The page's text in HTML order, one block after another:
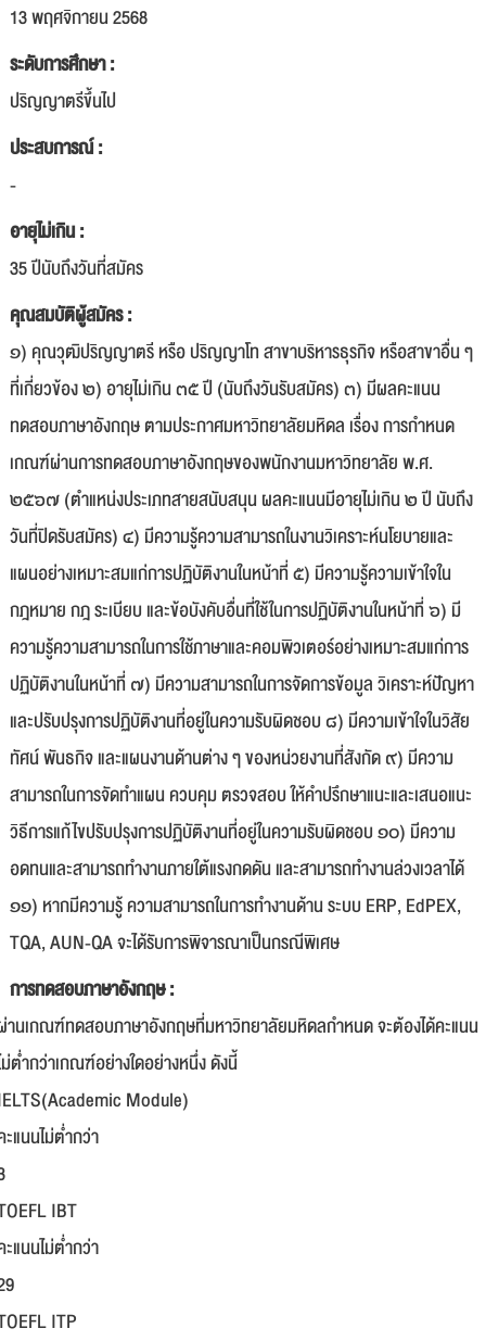
13 พฤศจิกายน 2568
ระดับการศึกษา :
ปริญญาตรีขึ้นไป
ประสบการณ์ :
-
อายุไม่เกิน :
35 ปีนับถึงวันที่สมัคร
คุณสมบัติผู้สมัคร :
๑) คุณวุฒิปริญญาตรี หรือ ปริญญาโท สาขาบริหารธุรกิจ หรือสาขาอื่น ๆ
ที่เกี่ยวข้อง ๒) อายุไม่เกิน ๓๕ ปี (นับถึงวันรับสมัคร) ๓) มีผลคะแนน
ทดสอบภาษาอังกฤษ ตามประกาศมหาวิทยาลัยมหิดล เรื่อง การกำหนด
เกณฑ์ผ่านการทดสอบภาษาอังกฤษของพนักงานมหาวิทยาลัย พ.ศ.
๒๕๖๗ (ตำแหน่งประเภทสายสนับสนุน ผลคะแนนมีอายุไม่เกิน ๒ ปี นับถึง
วันที่ปิดรับสมัคร) ๔) มีความรู้ความสามารถในงานวิเคราะห์นโยบายและ
แผนอย่างเหมาะสมแก่การปฏิบัติงานในหน้าที่ ๕) มีความรู้ความเข้าใจใน
กฎหมาย กฎ ระเบียบ และข้อบังคับอื่นที่ใช้ในการปฏิบัติงานในหน้าที่ ๖) มี
ความรู้ความสามารถในการใช้ภาษาและคอมพิวเตอร์อย่างเหมาะสมแก่การ
ปฏิบัติงานในหน้าที่ ๗) มีความสามารถในการจัดการข้อมูล วิเคราะห์ปัญหา
และปรับปรุงการปฏิบัติงานที่อยู่ในความรับผิดชอบ ๘) มีความเข้าใจในวิสัย
ทัศน์ พันธกิจ และแผนงานด้านต่าง ๆ ของหน่วยงานที่สังกัด ๙) มีความ
สามารถในการจัดทำแผน ควบคุม ตรวจสอบ ให้คำปรึกษาแนะและเสนอแนะ
วิธีการแก้ไขปรับปรุงการปฏิบัติงานที่อยู่ในความรับผิดชอบ ๑๐) มีความ
อดทนและสามารถทำงานภายใต้แรงกดดัน และสามารถทำงานล่วงเวลาได้
๑๑) หากมีความรู้ ความสามารถในการทำงานด้าน ระบบ ERP, EdPEX,
TQA, AUN-QA จะได้รับการพิจารณาเป็นกรณีพิเศษ
การทดสอบภาษาอังกฤษ :
านเกณฑ์ทดสอบภาษาอังกฤษที่มหาวิทยาลัยมหิดลกำหนด จะต้องได้คะแนน
ม่ต่ำกว่าเกณฑ์อย่างใดอย่างหนึ่ง ดังนี้
Module)
แนนไม่ต่ำกว่า
IBT
แนนไม่ต่ำกว่า
ITP